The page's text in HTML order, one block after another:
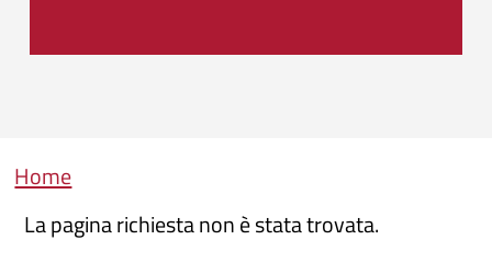
Briciole di pane
Home
La pagina richiesta non è stata trovata.